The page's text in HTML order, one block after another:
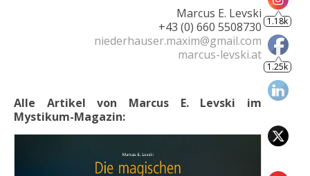
Marcus E. Levski
+43 (0) 660 5508730
niederhauser.maxim@gmail.com
marcus-levski.at
Alle Artikel von Marcus E. Levski im
Mystikum-Magazin:
1.25k
805